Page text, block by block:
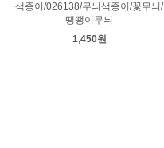
색종이/026138/무늬색종이/꽃무늬/
땡땡이무늬
1,450원